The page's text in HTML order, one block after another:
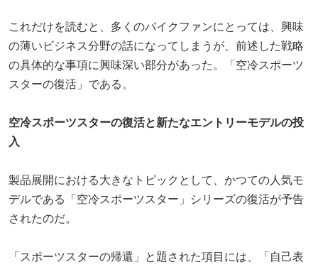
これだけを読むと、多くのバイクファンにとっては、興味
の薄いビジネス分野の話になってしまうが、前述した戦略
の具体的な事項に興味深い部分があった。「空冷スポーツ
スターの復活」である。
空冷スポーツスターの復活と新たなエントリーモデルの投
入
製品展開における大きなトピックとして、かつての人気モ
デルである「空冷スポーツスター」シリーズの復活が予告
されたのだ。
「スポーツスターの帰還」と題された項目には、「自己表